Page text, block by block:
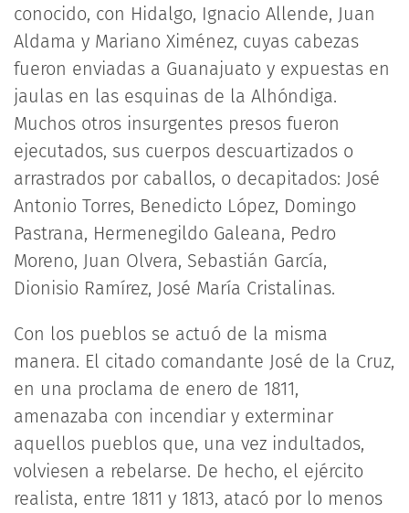
conocido, con Hidalgo, Ignacio Allende, Juan
Aldama y Mariano Ximénez, cuyas cabezas
fueron enviadas a Guanajuato y expuestas en
jaulas en las esquinas de la Alhóndiga.
Muchos otros insurgentes presos fueron
ejecutados, sus cuerpos descuartizados o
arrastrados por caballos, o decapitados: José
Antonio Torres, Benedicto López, Domingo
Pastrana, Hermenegildo Galeana, Pedro
Moreno, Juan Olvera, Sebastián García,
Dionisio Ramírez, José María Cristalinas.
Con los pueblos se actuó de la misma
manera. El citado comandante José de la Cruz,
en una proclama de enero de 1811,
amenazaba con incendiar y exterminar
aquellos pueblos que, una vez indultados,
volviesen a rebelarse. De hecho, el ejército
realista, entre 1811 y 1813, atacó por lo menos